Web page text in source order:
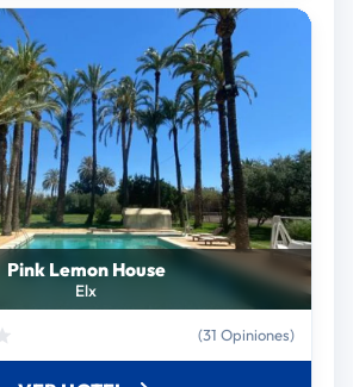
Pink Lemon House
Elx
(31 Opiniones)